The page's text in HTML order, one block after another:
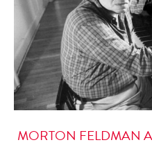
MORTON FELDMAN